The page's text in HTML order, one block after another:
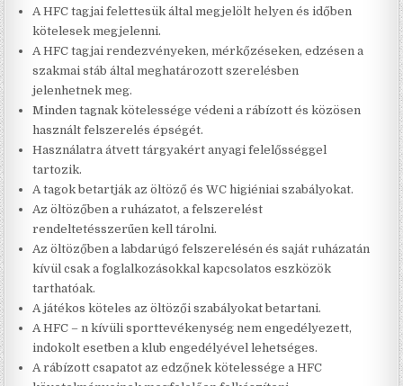
A HFC tagjai felettesük által megjelölt helyen és időben
kötelesek megjelenni.
A HFC tagjai rendezvényeken, mérkőzéseken, edzésen a
szakmai stáb által meghatározott szerelésben
jelenhetnek meg.
Minden tagnak kötelessége védeni a rábízott és közösen
használt felszerelés épségét.
Használatra átvett tárgyakért anyagi felelősséggel
tartozik.
A tagok betartják az öltöző és WC higiéniai szabályokat.
Az öltözőben a ruházatot, a felszerelést
rendeltetésszerűen kell tárolni.
Az öltözőben a labdarúgó felszerelésén és saját ruházatán
kívül csak a foglalkozásokkal kapcsolatos eszközök
tarthatóak.
A játékos köteles az öltözői szabályokat betartani.
A HFC – n kívüli sporttevékenység nem engedélyezett,
indokolt esetben a klub engedélyével lehetséges.
A rábízott csapatot az edzőnek kötelessége a HFC